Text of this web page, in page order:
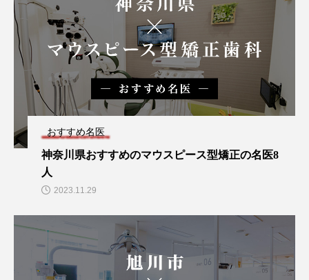
おすすめ名医
神奈川県おすすめのマウスピース型矯正の名医8
人
2023.11.29